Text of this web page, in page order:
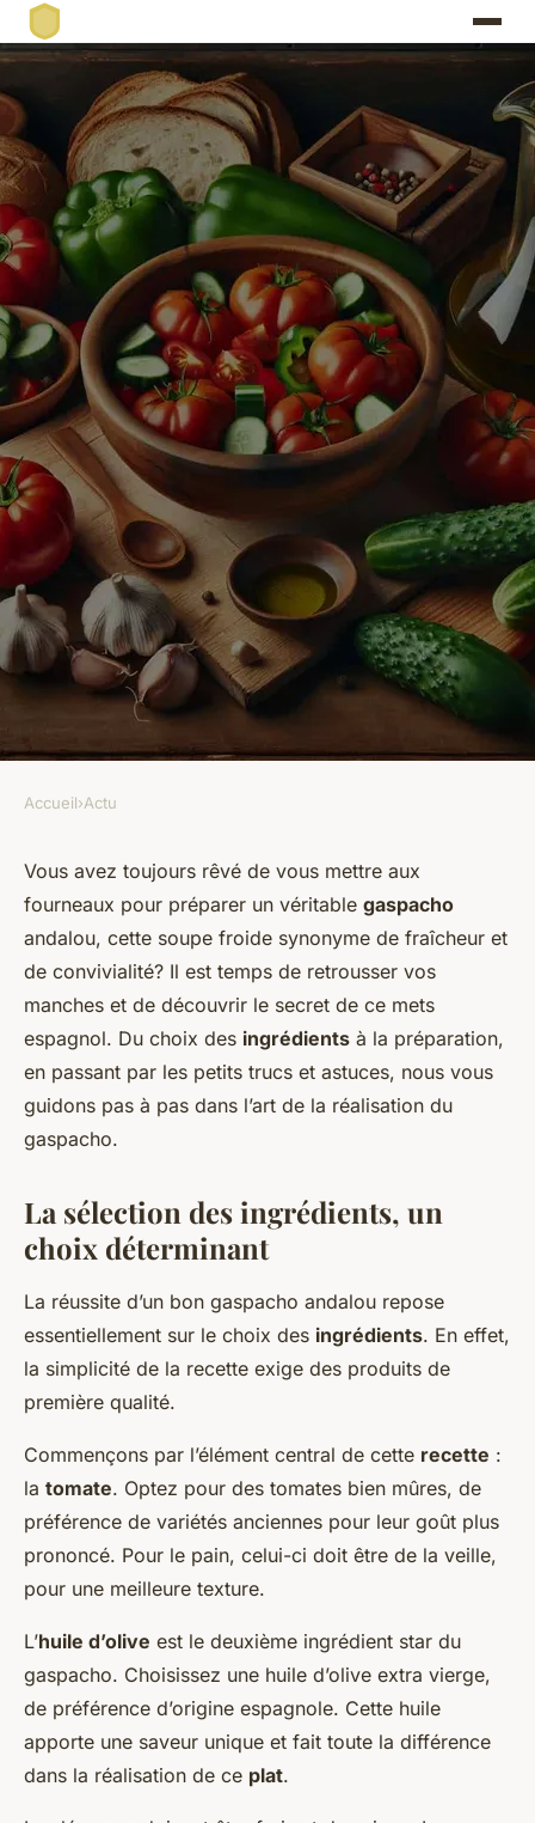
Quelle est la recette d'un
gaspacho andalou authentique
et rafraîchissant?
ermenegilde• 7 mars 2024•5 min de lecture
Accueil›Actu
Vous avez toujours rêvé de vous mettre aux
fourneaux pour préparer un véritable gaspacho
andalou, cette soupe froide synonyme de fraîcheur et
de convivialité? Il est temps de retrousser vos
manches et de découvrir le secret de ce mets
espagnol. Du choix des ingrédients à la préparation,
en passant par les petits trucs et astuces, nous vous
guidons pas à pas dans l’art de la réalisation du
gaspacho.
La sélection des ingrédients, un
choix déterminant
La réussite d’un bon gaspacho andalou repose
essentiellement sur le choix des ingrédients. En effet,
la simplicité de la recette exige des produits de
première qualité.
Commençons par l’élément central de cette recette :
la tomate. Optez pour des tomates bien mûres, de
préférence de variétés anciennes pour leur goût plus
prononcé. Pour le pain, celui-ci doit être de la veille,
pour une meilleure texture.
L’huile d’olive est le deuxième ingrédient star du
gaspacho. Choisissez une huile d’olive extra vierge,
de préférence d’origine espagnole. Cette huile
apporte une saveur unique et fait toute la différence
dans la réalisation de ce plat.